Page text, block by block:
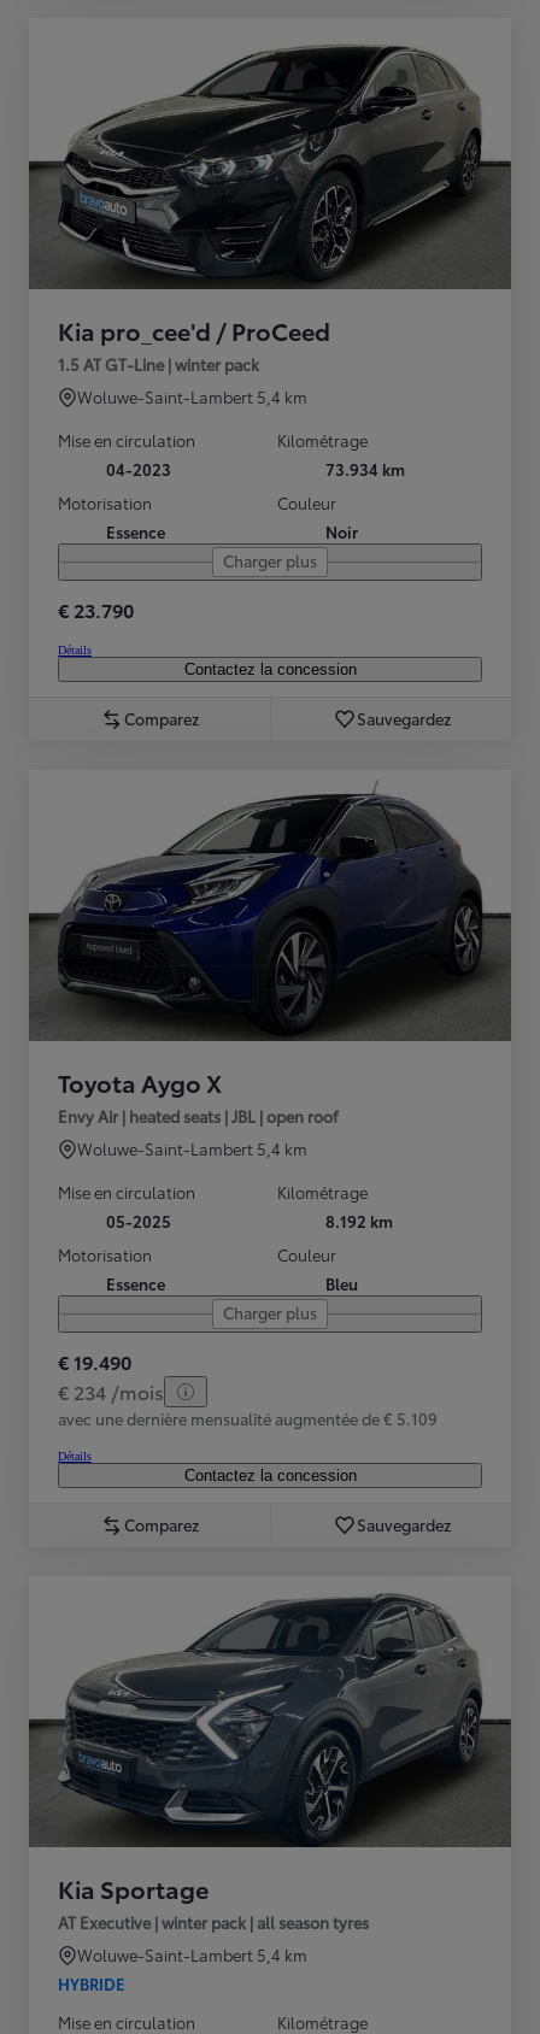
Kia pro_cee'd / ProCeed
1.5 AT GT-Line | winter pack
Woluwe-Saint-Lambert 5,4 km
Mise en circulation
04-2023
Kilométrage
73.934 km
Motorisation
Essence
Couleur
Noir
Charger plus
€ 23.790
Détails
Contactez la concession
Comparez Sauvegardez
Toyota Aygo X
Envy Air | heated seats | JBL | open roof
Woluwe-Saint-Lambert 5,4 km
Mise en circulation
05-2025
Kilométrage
8.192 km
Motorisation
Essence
Couleur
Bleu
Charger plus
€ 19.490
€ 234 /mois
avec une dernière mensualité augmentée de € 5.109
Détails
Contactez la concession
Comparez Sauvegardez
Kia Sportage
AT Executive | winter pack | all season tyres
Woluwe-Saint-Lambert 5,4 km
HYBRIDE
Mise en circulation
Kilométrage